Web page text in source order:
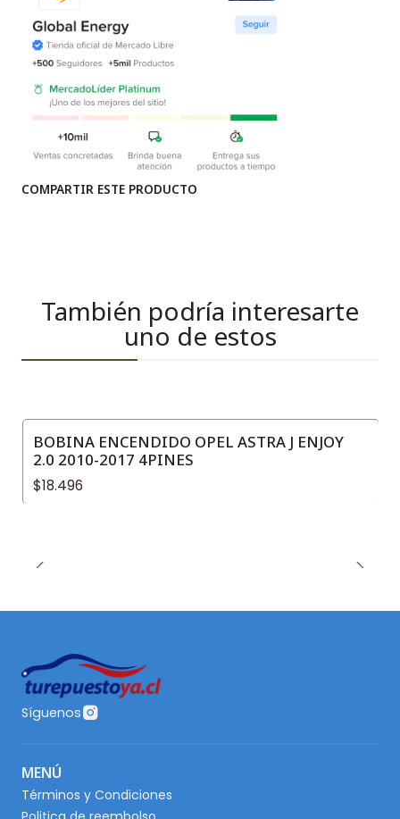
COMPARTIR ESTE PRODUCTO
También podría interesarte
uno de estos
BOBINA ENCENDIDO OPEL ASTRA J ENJOY
2.0 2010-2017 4PINES
$18.496
Síguenos
MENÚ
Términos y Condiciones